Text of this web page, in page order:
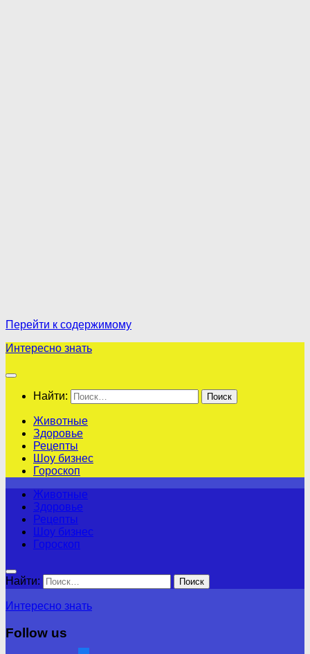
Перейти к содержимому
Интересно знать
Найти:
Животные
Здоровье
Рецепты
Шоу бизнес
Гороскоп
Животные
Здоровье
Рецепты
Шоу бизнес
Гороскоп
Найти:
Интересно знать
Follow us